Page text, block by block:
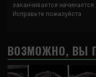
заканчивается
Исправьте пожалуйста
ВОЗМОЖНО, ВЫ